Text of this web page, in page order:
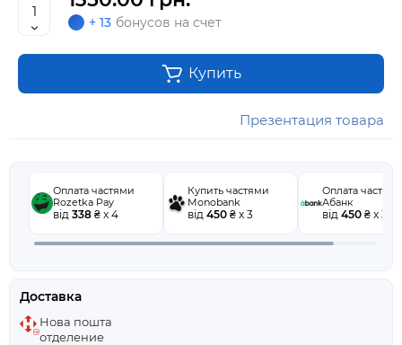
+ 13 бонусов на счет
Купить
Презентация товара
Оплата частями
Rozetka Pay
від 338 ₴ x 4
Купить частями
Monobank
від 450 ₴ x 3
Оплата
Абанк
від 450 ₴ x 3
Доставка
Нова пошта
отделение